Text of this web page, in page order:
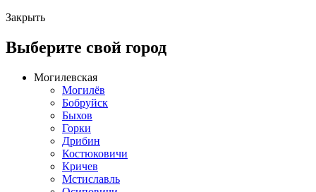
Закрыть
Выберите свой город
Могилевская
Могилёв
Бобруйск
Быхов
Горки
Дрибин
Костюковичи
Кричев
Мстиславль